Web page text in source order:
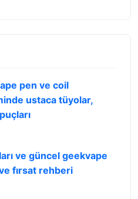
pen ve coil
ustaca tüyolar,
ve güncel geekvape
fırsat rehberi